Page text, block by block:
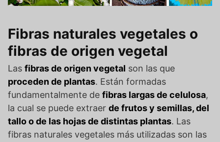
Fibras naturales vegetales o
fibras de origen vegetal
Las fibras de origen vegetal son las que
proceden de plantas. Están formadas
fundamentalmente de fibras largas de celulosa,
la cual se puede extraer de frutos y semillas, del
tallo o de las hojas de distintas plantas. Las
fibras naturales vegetales más utilizadas son las